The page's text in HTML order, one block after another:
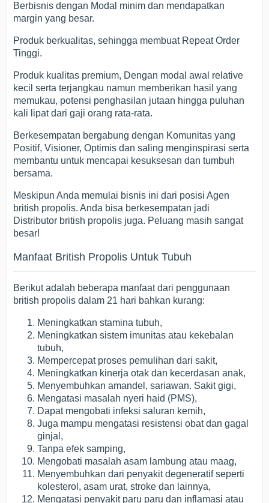
Berbisnis dengan Modal minim dan mendapatkan
margin yang besar.
Produk berkualitas, sehingga membuat Repeat Order
Tinggi.
Produk kualitas premium, Dengan modal awal relative
kecil serta terjangkau namun memberikan hasil yang
memukau, potensi penghasilan jutaan hingga puluhan
kali lipat dari gaji orang rata-rata.
Berkesempatan bergabung dengan Komunitas yang
Positif, Visioner, Optimis dan saling menginspirasi serta
membantu untuk mencapai kesuksesan dan tumbuh
bersama.
Meskipun Anda memulai bisnis ini dari posisi Agen
british propolis. Anda bisa berkesempatan jadi
Distributor british propolis juga. Peluang masih sangat
besar!
Manfaat British Propolis Untuk Tubuh
Berikut adalah beberapa manfaat dari penggunaan
british propolis dalam 21 hari bahkan kurang:
Meningkatkan stamina tubuh,
Meningkatkan sistem imunitas atau kekebalan
tubuh,
Mempercepat proses pemulihan dari sakit,
Meningkatkan kinerja otak dan kecerdasan anak,
Menyembuhkan amandel, sariawan. Sakit gigi,
Mengatasi masalah nyeri haid (PMS),
Dapat mengobati infeksi saluran kemih,
Juga mampu mengatasi resistensi obat dan gagal
ginjal,
Tanpa efek samping,
Mengobati masalah asam lambung atau maag,
Menyembuhkan dari penyakit degeneratif seperti
kolesterol, asam urat, stroke dan lainnya,
Mengatasi penyakit paru paru dan inflamasi atau